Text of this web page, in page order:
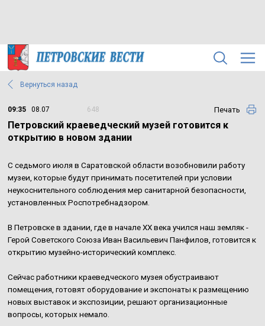
Вернуться назад
09:35 08.07 648 Печать
Петровский краеведческий музей готовится к
открытию в новом здании
С седьмого июля в Саратовской области возобновили работу
музеи, которые будут принимать посетителей при условии
неукоснительного соблюдения мер санитарной безопасности,
установленных Роспотребнадзором.
В Петровске в здании, где в начале XX века учился наш земляк -
Герой Советского Союза Иван Васильевич Панфилов, готовится к
открытию музейно-исторический комплекс.
Сейчас работники краеведческого музея обустраивают
помещения, готовят оборудование и экспонаты к размещению
новых выставок и экспозиции, решают организационные
вопросы, которых немало.